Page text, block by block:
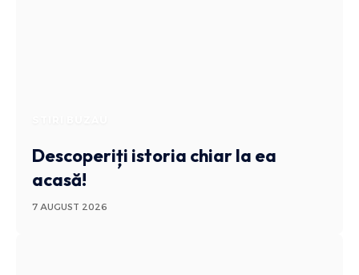
Descoperiți istoria chiar la ea
acasă!
7 AUGUST 2026